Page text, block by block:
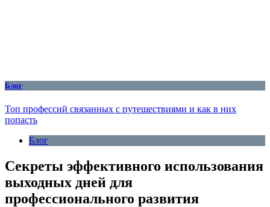
Блог
Топ профессий связанных с путешествиями и как в них
попасть
Блог
Секреты эффективного использования
выходных дней для
профессионального развития